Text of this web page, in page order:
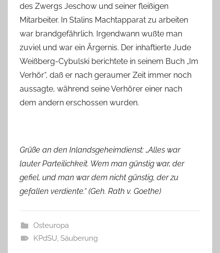
des Zwergs Jeschow und seiner fleißigen
Mitarbeiter. In Stalins Machtapparat zu arbeiten
war brandgefährlich. Irgendwann wußte man
zuviel und war ein Ärgernis. Der inhaftierte Jude
Weißberg-Cybulski berichtete in seinem Buch „Im
Verhör“, daß er nach geraumer Zeit immer noch
aussagte, während seine Verhörer einer nach
dem andern erschossen wurden.
Grüße an den Inlandsgeheimdienst: „Alles war
lauter Parteilichkeit. Wem man günstig war, der
gefiel, und man war dem nicht günstig, der zu
gefallen verdiente.“ (Geh. Rath v. Goethe)
Osteuropa
KPdSU, Säuberung